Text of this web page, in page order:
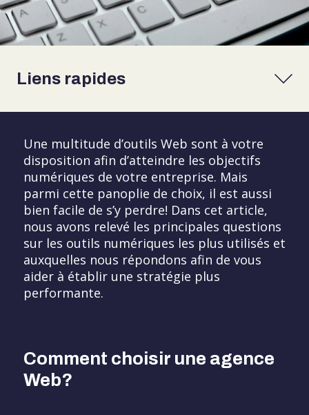
Liens rapides
Une multitude d’outils Web sont à votre
disposition afin d’atteindre les objectifs
numériques de votre entreprise. Mais
parmi cette panoplie de choix, il est aussi
bien facile de s’y perdre! Dans cet article,
nous avons relevé les principales questions
sur les outils numériques les plus utilisés et
auxquelles nous répondons afin de vous
aider à établir une stratégie plus
performante.
Comment choisir une agence
Web?